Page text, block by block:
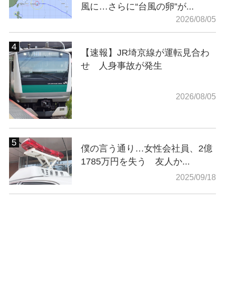
風に…さらに“台風の卵”が...
2026/08/05
【速報】JR埼京線が運転見合わ
せ 人身事故が発生
2026/08/05
僕の言う通り…女性会社員、2億
1785万円を失う 友人か...
2025/09/18